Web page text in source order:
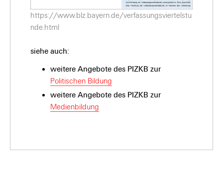
https://www.blz.bayern.de/verfassungsviertelstu
nde.html
siehe auch:
weitere Angebote des PIZKB zur
Politischen Bildung
weitere Angebote des PIZKB zur
Medienbildung